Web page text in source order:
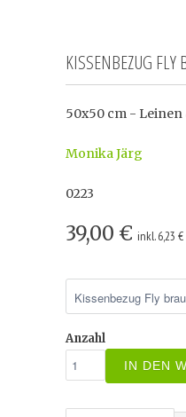
KISSENBEZUG FLY
50x50 cm - Leinen
Monika Järg
0223
39,00 € inkl. 6,23
Anzahl
IN DEN